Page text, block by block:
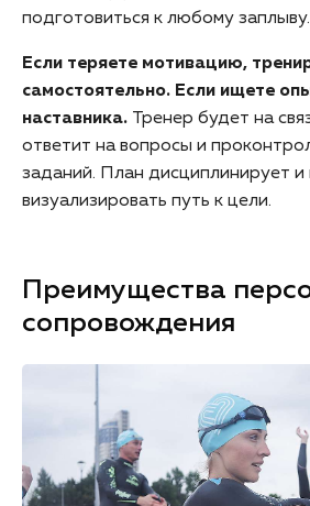
подготовиться к любому заплыву.
Если теряете мотивацию,
самостоятельно. Если ищете
наставника. Тренер будет на
ответит на вопросы и
заданий. План дисциплинирует и
визуализировать путь к цели.
Преимущества
сопровождения